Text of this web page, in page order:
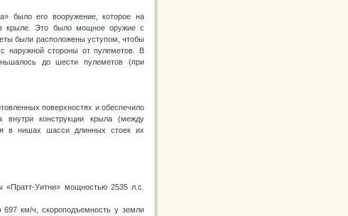
было его вооружение, которое на
крыле. Это было мощное оружие с
были расположены уступом, чтобы
наружной стороны от пулеметов. В
до шести пулеметов (при
поверхностях и обеспечило
внутри конструкции крыла (между
в нишах шасси длинных стоек их
«Пратт-Уитни» мощностью 2535 л.с.
697 км/ч, скороподъемность у земли